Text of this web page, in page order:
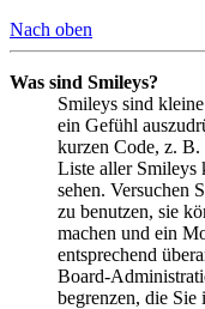
Nach oben
Was sind Smileys?
Smileys sind
ein Gefühl
kurzen Code, z.
Liste aller Smileys
sehen. Versuchen
zu benutzen, sie
machen und ein
entsprechend
Board-
begrenzen, die Sie